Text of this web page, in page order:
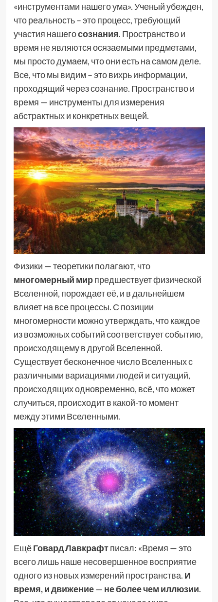
«инструментами нашего ума». Ученый убежден,
что реальность – это процесс, требующий
участия нашегосознания. Пространство и
время не являются осязаемыми предметами,
мы просто думаем, что они есть на самом деле.
Все, что мы видим – это вихрь информации,
проходящий через сознание. Пространство и
время — инструменты для измерения
абстрактных и конкретных вещей.
Физики — теоретики полагают, что
многомерный мирпредшествует физической
Вселенной, порождает её, и в дальнейшем
влияет на все процессы. С позиции
многомерности можно утверждать, что каждое
из возможных событий соответствует событию,
происходящему в другой Вселенной.
Существует бесконечное число Вселенных с
различными вариациями людей и ситуаций,
происходящих одновременно, всё, что может
случиться, происходит в какой-то момент
между этими Вселенными.
ЕщёГовард Лавкрафтписал: «Время — это
всего лишь наше несовершенное восприятие
одного из новых измерений пространства. И
время, и движение — не более чем иллюзии.